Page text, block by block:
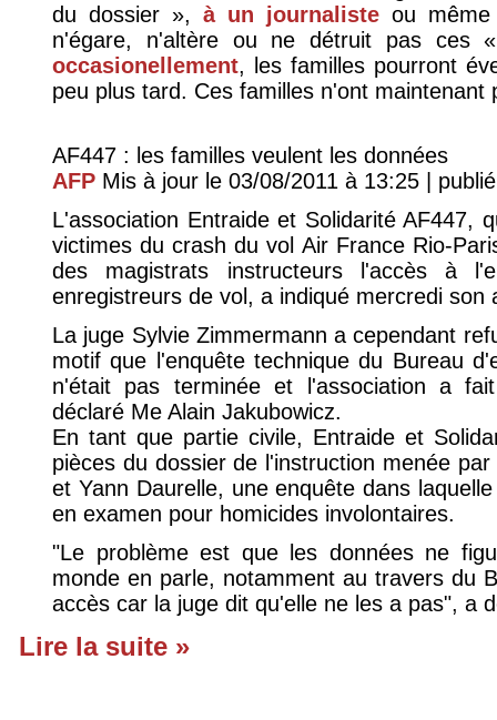
du dossier »,à un journaliste ou
n'égare, n'altère ou ne détruit pas ces
occasionellement, les familles pourront
peu plus tard. Ces familles n'ont
AF447 : les familles veulent les données
AFP Mis à jour le 03/08/2011 à 13:25 |
L'association Entraide et Solidarité AF447,
victimes du crash du vol Air France Rio-
des magistrats instructeurs l'accès à
enregistreurs de vol, a indiqué mercredi son
La juge Sylvie Zimmermann a cependant
motif que l'enquête technique du Bureau
n'était pas terminée et l'association a
déclaré Me Alain Jakubowicz.
En tant que partie civile, Entraide et
pièces du dossier de l'instruction menée
et Yann Daurelle, une enquête dans
en examen pour homicides involontaires.
"Le problème est que les données ne
monde en parle, notamment au travers du
accès car la juge dit qu'elle ne les a pas", a
Lire la suite »